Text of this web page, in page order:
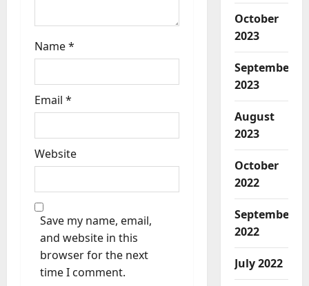
Name*
Email *
Website
Save my name, email,
and website in this
browser for the next
time I comment.
October
2023
September
2023
August
2023
October
2022
September
2022
July 2022